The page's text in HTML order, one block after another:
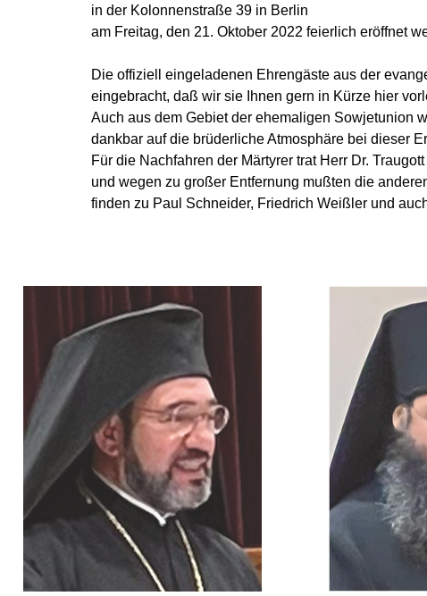
in der Kolonnenstraße 39 in Berlin
am Freitag, den 21. Oktober 2022 feierlich eröffnet
Die offiziell eingeladenen Ehrengäste aus der
eingebracht, daß wir sie Ihnen gern in Kürze hier
Auch aus dem Gebiet der ehemaligen Sowjetunion
dankbar auf die brüderliche Atmosphäre bei dieser
Für die Nachfahren der Märtyrer trat Herr Dr.
und wegen zu großer Entfernung mußten die
finden zu Paul Schneider, Friedrich Weißler und